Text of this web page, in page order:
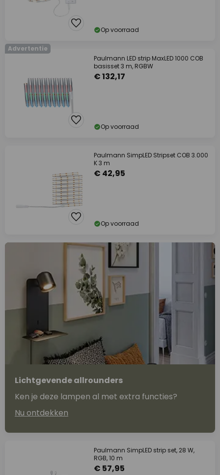
Op voorraad
Advertentie
Paulmann LED strip MaxLED 1000 COB
basisset 3 m, RGBW
€ 132,17
Op voorraad
Paulmann SimpLED Stripset COB 3.000
K 3 m
€ 42,95
Op voorraad
Lichtgevende allrounders
Ken je deze lampen al met extra functies?
Nu ontdekken
Paulmann SimpLED strip set, 28 W,
RGB, 10 m
€ 57,95